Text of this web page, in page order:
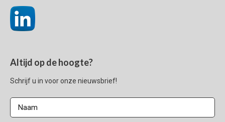
Altijd op de hoogte?
Schrijf u in voor onze nieuwsbrief!